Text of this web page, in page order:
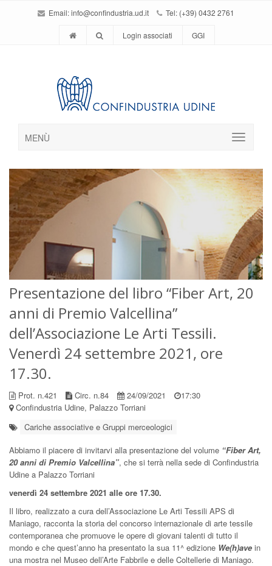
Email:info@confindustria.ud.it Tel: (+39) 0432 2761
Login associati GGI
MENÙ
Presentazione del libro “Fiber Art, 20
anni di Premio Valcellina”
dell’Associazione Le Arti Tessili.
Venerdì 24 settembre 2021, ore
17.30.
Prot. n.421 Circ. n.84 24/09/2021
17:30
Confindustria Udine, Palazzo Torriani
Cariche associative e Gruppi merceologici
Abbiamo il piacere di invitarvi alla presentazione del volume “Fiber Art,
20 anni di Premio Valcellina”, che si terrà nella sede di Confindustria
Udine a Palazzo Torriani
venerdì 24 settembre 2021 alle ore 17.30.
Il libro, realizzato a cura dell’Associazione Le Arti Tessili APS di
Maniago, racconta la storia del concorso internazionale di arte tessile
contemporanea che promuove le opere di giovani talenti di tutto il
mondo e che quest’anno ha presentato la sua 11^ edizione We(h)ave in
una mostra nel Museo dell’Arte Fabbrile e delle Coltellerie di Maniago.